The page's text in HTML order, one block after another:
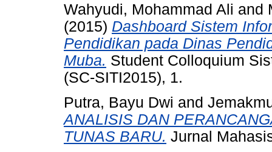
Wahyudi, Mohammad Ali and
(2015) Dashboard Sistem
Pendidikan pada Dinas
Muba. Student Colloquium
(SC-SITI2015), 1.
Putra, Bayu Dwi and
ANALISIS DAN
TUNAS BARU. Jurnal